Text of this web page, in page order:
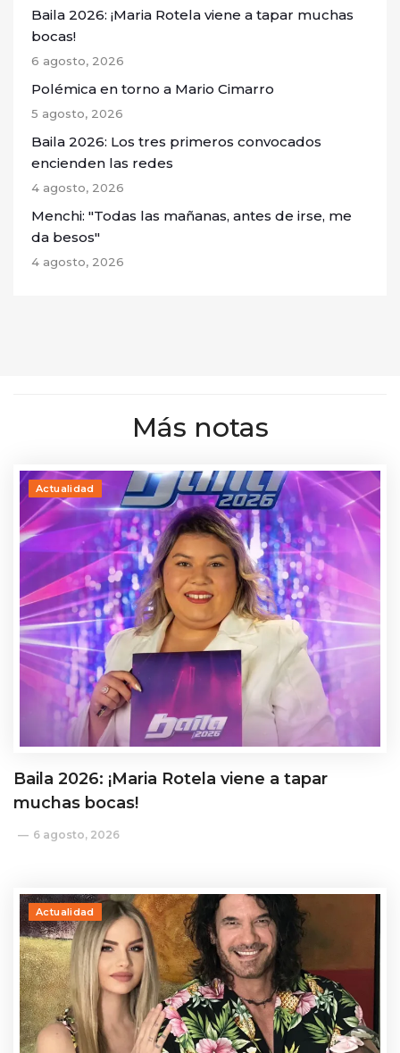
Baila 2026: ¡Maria Rotela viene a tapar muchas
bocas!
6 agosto, 2026
Polémica en torno a Mario Cimarro
5 agosto, 2026
Baila 2026: Los tres primeros convocados
encienden las redes
4 agosto, 2026
Menchi: "Todas las mañanas, antes de irse, me
da besos"
4 agosto, 2026
Más notas
Actualidad
Baila 2026: ¡Maria Rotela viene a tapar
muchas bocas!
6 agosto, 2026
Actualidad